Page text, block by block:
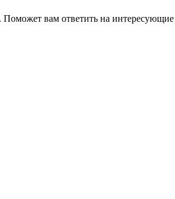
вам ответить на